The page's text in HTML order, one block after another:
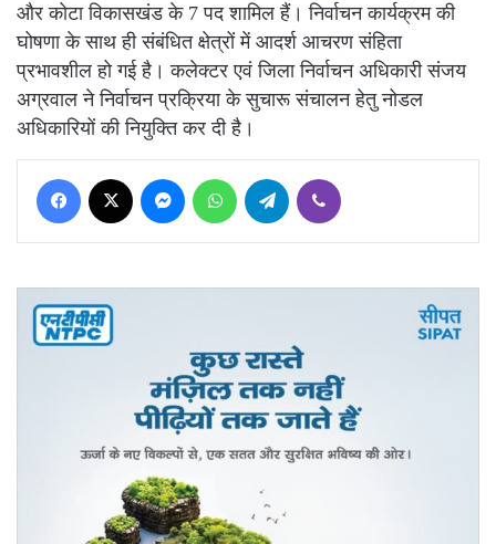
और कोटा विकासखंड के 7 पद शामिल हैं। निर्वाचन कार्यक्रम की
घोषणा के साथ ही संबंधित क्षेत्रों में आदर्श आचरण संहिता
प्रभावशील हो गई है। कलेक्टर एवं जिला निर्वाचन अधिकारी संजय
अग्रवाल ने निर्वाचन प्रक्रिया के सुचारू संचालन हेतु नोडल
अधिकारियों की नियुक्ति कर दी है।
Facebook Messenger WhatsApp Telegram